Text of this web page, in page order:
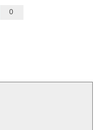
0